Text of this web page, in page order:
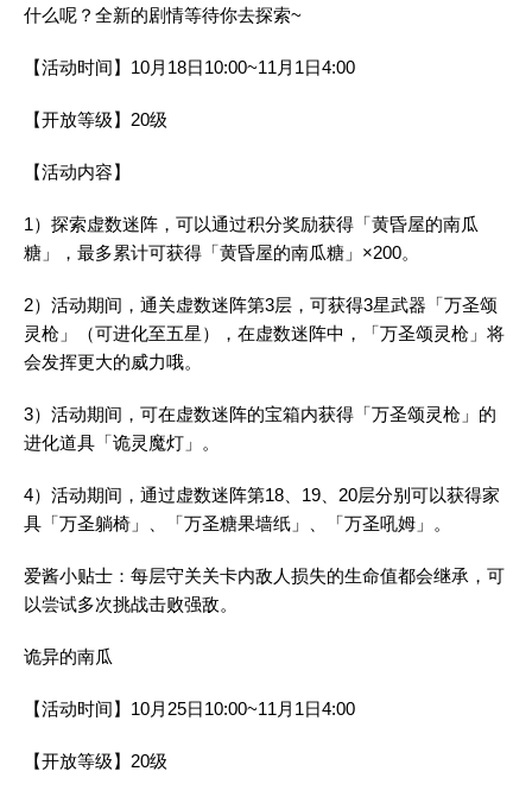
什么呢？全新的剧情等待你去探索~
【活动时间】10月18日10:00~11月1日4:00
【开放等级】20级
【活动内容】
1）探索虚数迷阵，可以通过积分奖励获得「黄昏屋的南瓜
糖」，最多累计可获得「黄昏屋的南瓜糖」×200。
2）活动期间，通关虚数迷阵第3层，可获得3星武器「万圣颂
灵枪」（可进化至五星），在虚数迷阵中，「万圣颂灵枪」将
会发挥更大的威力哦。
3）活动期间，可在虚数迷阵的宝箱内获得「万圣颂灵枪」的
进化道具「诡灵魔灯」。
4）活动期间，通过虚数迷阵第18、19、20层分别可以获得家
具「万圣躺椅」、「万圣糖果墙纸」、「万圣吼姆」。
爱酱小贴士：每层守关关卡内敌人损失的生命值都会继承，可
以尝试多次挑战击败强敌。
诡异的南瓜
【活动时间】10月25日10:00~11月1日4:00
【开放等级】20级